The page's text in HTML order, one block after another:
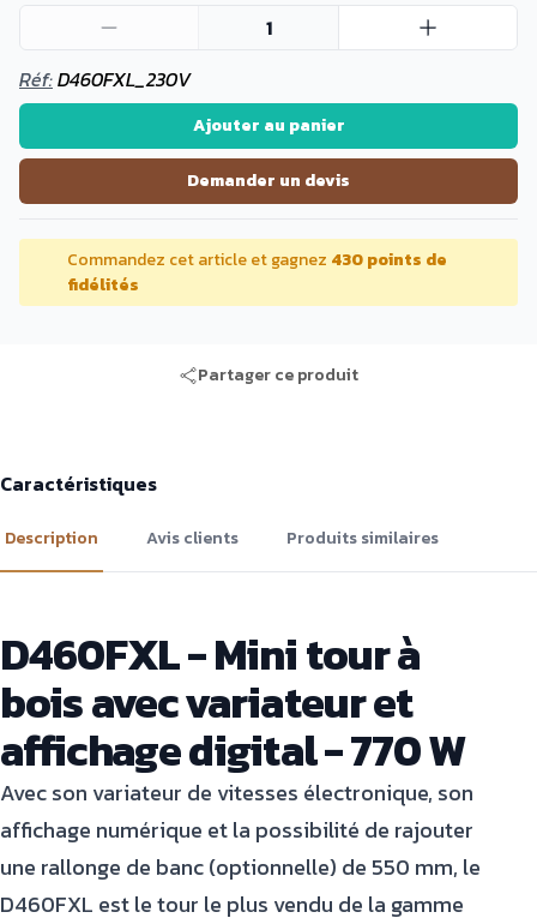
1
Réf:D460FXL_230V
Ajouter au panier
Demander un devis
Commandez cet article et gagnez 430 points de
fidélités
Partager ce produit
Caractéristiques
Description Avis clients Produits similaires
D460FXL - Mini tour à
bois avec variateur et
affichage digital - 770 W
Avec son variateur de vitesses électronique, son
affichage numérique et la possibilité de rajouter
une rallonge de banc (optionnelle) de 550 mm, le
D460FXL est le tour le plus vendu de la gamme